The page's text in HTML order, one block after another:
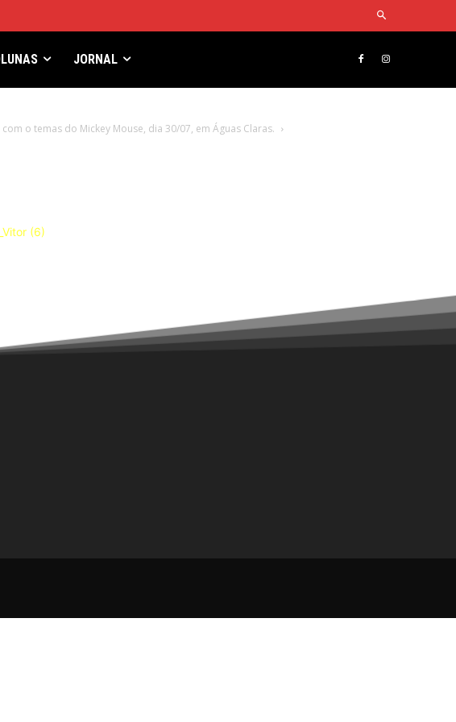
JORNAL
o temas do Mickey Mouse, dia 30/07, em Águas Claras.